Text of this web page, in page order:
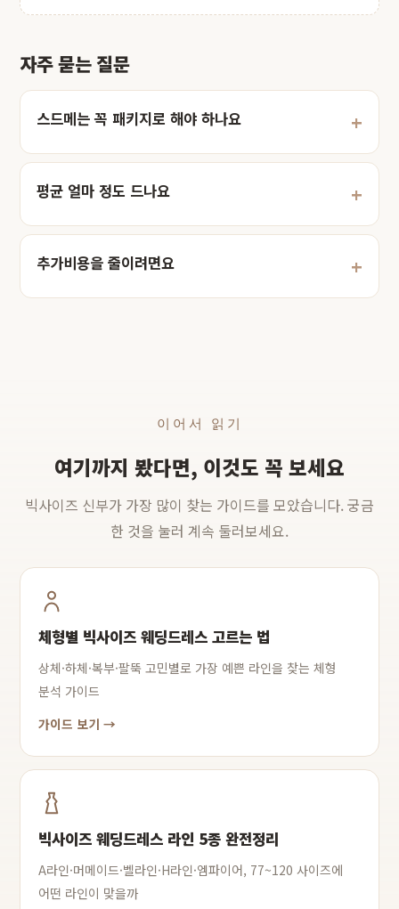
자주 묻는 질문
스드메는 꼭 패키지로 해야 하나요
평균 얼마 정도 드나요
추가비용을 줄이려면요
이어서 읽기
여기까지 봤다면, 이것도 꼭 보세요
빅사이즈 신부가 가장 많이 찾는 가이드를 모았습니다. 궁금
한 것을 눌러 계속 둘러보세요.
체형별 빅사이즈 웨딩드레스 고르는 법
상체·하체·복부·팔뚝 고민별로 가장 예쁜 라인을 찾는 체형
분석 가이드
가이드 보기 →
빅사이즈 웨딩드레스 라인 5종 완전정리
A라인·머메이드·벨라인·H라인·엠파이어, 77~120 사이즈에
어떤 라인이 맞을까